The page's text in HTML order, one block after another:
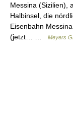
Messina (Sizilien),
Halbinsel, die
Eisenbahn
(jetzt… …
Meyers